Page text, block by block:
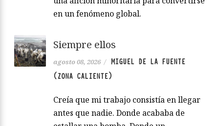
en un fenómeno global.
Siempre ellos
agosto 08, 2026 / MIGUEL DE LA FUENTE
(ZONA CALIENTE)
Creía que mi trabajo consistía en llegar
antes que nadie. Donde acababa de